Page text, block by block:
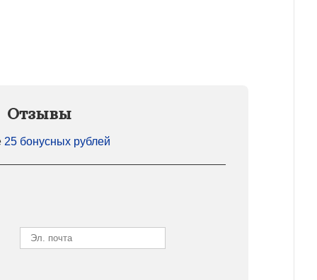
Отзывы
25 бонусных рублей